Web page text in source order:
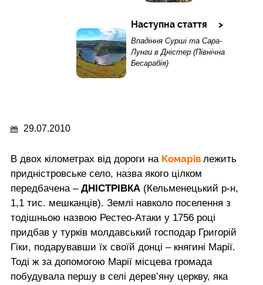
Наступна стаття
Впадіння Сурші та Сара-
Лунги в Дністер (Північна
Бесарабія)
29.07.2010
В двох кілометрах від дороги на Комарів лежить
придністровське село, назва якого цілком
передбачена – ДНІСТРІВКА (Кельменецький р-н,
1,1 тис. мешканців). Землі навколо поселення з
тодішньою назвою Рестео-Атаки у 1756 році
придбав у турків молдавський господар Григорій
Гіки, подарувавши їх своїй донці – княгині Марії.
Тоді ж за допомогою Марії місцева громада
побудувала першу в селі дерев’яну церкву, яка